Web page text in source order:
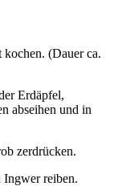
(Dauer ca.
Erdäpfel,
abseihen und in
zerdrücken.
reiben.